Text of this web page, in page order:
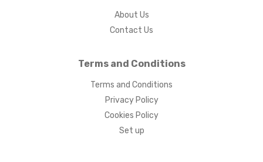
About Us
Contact Us
Terms and Conditions
Terms and Conditions
Privacy Policy
Cookies Policy
Set up